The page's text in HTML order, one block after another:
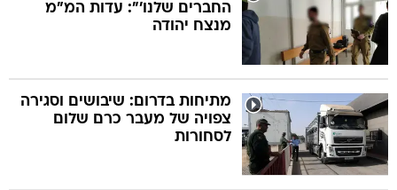
החברים שלנו'": עדות המ"מ
מנצח יהודה
מתיחות בדרום: שיבושים וסגירה
צפויה של מעבר כרם שלום
לסחורות